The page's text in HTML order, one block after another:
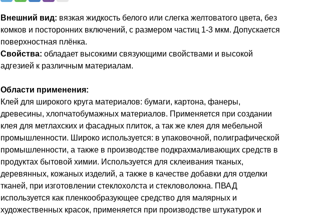
Внешний вид: вязкая жидкость белого или слегка желтоватого цвета, без
комков и посторонних включений, с размером частиц 1-3 мкм. Допускается
поверхностная плёнка.
Свойства: обладает высокими связующими свойствами и высокой
адгезией к различным материалам.
Области применения:
Клей для широкого круга материалов: бумаги, картона, фанеры,
древесины, хлопчатобумажных материалов. Применяется при создании
клея для метлахских и фасадных плиток, а так же клея для мебельной
промышленности. Широко используется: в упаковочной, полиграфической
промышленности, а также в производстве подкрахмаливающих средств в
продуктах бытовой химии. Используется для склеивания тканых,
деревянных, кожаных изделий, а также в качестве добавки для отделки
тканей, при изготовлении стеклохолста и стекловолокна. ПВАД
используется как пленкообразующее средство для малярных и
художественных красок, применяется при производстве штукатурок и